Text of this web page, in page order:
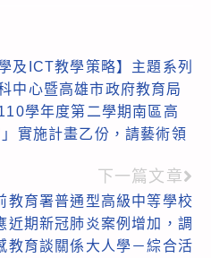
及ICT教學策略】主題系列
中心暨高雄市政府教育局
學年度第二學期南區高
實施計畫乙份，請藝術領
下一篇文章
教育署普通型高級中等學校
近期新冠肺炎案例增加，調
教育談關係大人學－綜合活